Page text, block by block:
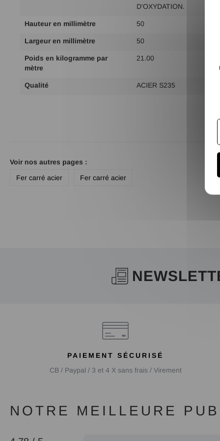
D'OXYDATION.
Hauteur en millimètre 50
Largeur en millimètre 50
Poids en kilogramme par
mètre
21.00
Qualité ACIER S235
Voir nos autres pages :
Fer carré acier
Fer carré acier
PAIEMENT SÉCURISÉ
CB / Paypal / 3 et 4 X sans frais / Virement
NOTRE MEILLEURE